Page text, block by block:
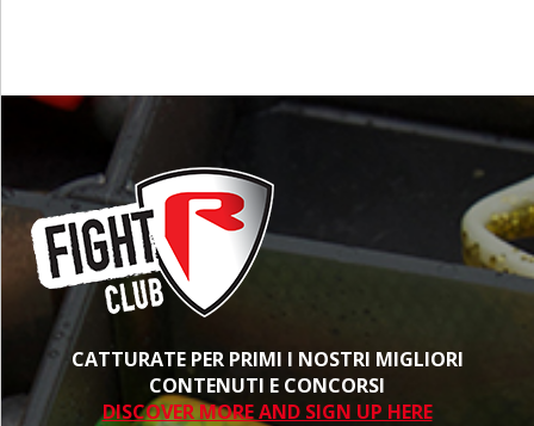
CATTURATE PER PRIMI I NOSTRI MIGLIORI
CONTENUTI E CONCORSI
DISCOVER MORE AND SIGN UP HERE